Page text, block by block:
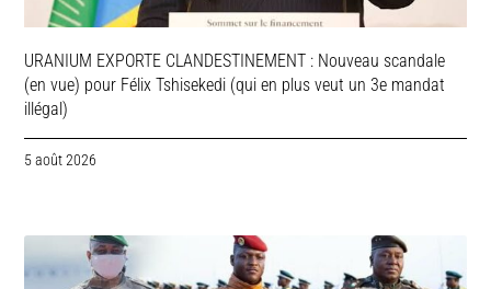
URANIUM EXPORTE CLANDESTINEMENT : Nouveau scandale
(en vue) pour Félix Tshisekedi (qui en plus veut un 3e mandat
illégal)
5 août 2026